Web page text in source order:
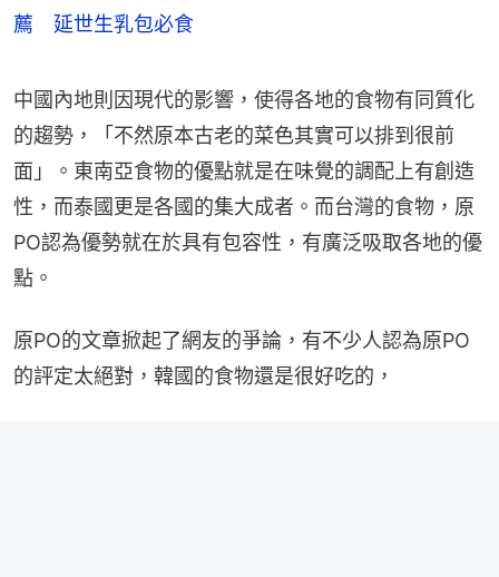
薦 延世生乳包必食
中國內地則因現代的影響，使得各地的食物有同質化
的趨勢，「不然原本古老的菜色其實可以排到很前
面」。東南亞食物的優點就是在味覺的調配上有創造
性，而泰國更是各國的集大成者。而台灣的食物，原
PO認為優勢就在於具有包容性，有廣泛吸取各地的優
點。
原PO的文章掀起了網友的爭論，有不少人認為原PO
的評定太絕對，韓國的食物還是很好吃的，